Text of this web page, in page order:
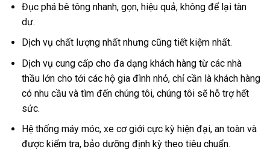
Đục phá bê tông nhanh, gọn, hiệu quả, không để lại tàn
dư.
Dịch vụ chất lượng nhất nhưng cũng tiết kiệm nhất.
Dịch vụ cung cấp cho đa dạng khách hàng từ các nhà
thầu lớn cho tới các hộ gia đình nhỏ, chỉ cần là khách hàng
có nhu cầu và tìm đến chúng tôi, chúng tôi sẽ hỗ trợ hết
sức.
Hệ thống máy móc, xe cơ giới cực kỳ hiện đại, an toàn và
được kiểm tra, bảo dưỡng định kỳ theo tiêu chuẩn.